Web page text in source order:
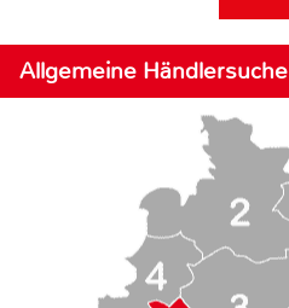
Allgemeine Händlersuche